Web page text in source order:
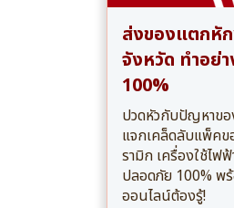
ส่งของแตกหั
จังหวัด ทำอย่
100%
ปวดหัวกับปัญหาขอ
แจกเคล็ดลับแพ็คข
รามิก เครื่องใช้ไฟ
ปลอดภัย 100% พ
ออนไลน์ต้องรู้!